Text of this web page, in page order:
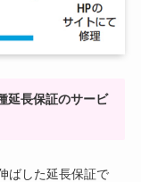
延長保証のサービ
ばした延長保証で